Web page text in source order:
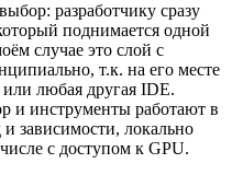
разработчику сразу
поднимается одной
случае это слой с
т.к. на его месте
любая другая IDE.
и инструменты работают в
зависимости, локально
с доступом к GPU.